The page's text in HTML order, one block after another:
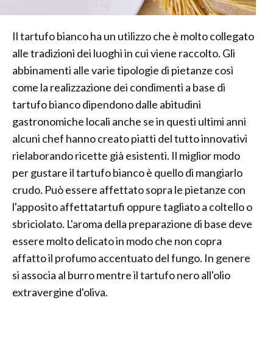
Il tartufo bianco ha un utilizzo che è molto collegato
alle tradizioni dei luoghi in cui viene raccolto. Gli
abbinamenti alle varie tipologie di pietanze così
come la realizzazione dei condimenti a base di
tartufo bianco dipendono dalle abitudini
gastronomiche locali anche se in questi ultimi anni
alcuni chef hanno creato piatti del tutto innovativi
rielaborando ricette già esistenti. Il miglior modo
per gustare il tartufo bianco è quello di mangiarlo
crudo. Può essere affettato sopra le pietanze con
l'apposito affettatartufi oppure tagliato a coltello o
sbriciolato. L'aroma della preparazione di base deve
essere molto delicato in modo che non copra
affatto il profumo accentuato del fungo. In genere
si associa al burro mentre il tartufo nero all'olio
extravergine d'oliva.